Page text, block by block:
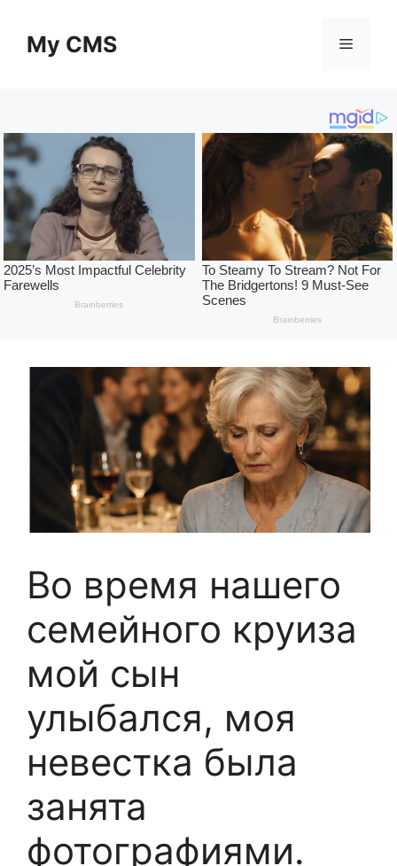
contentMy CMS Menu
Во время нашего
семейного круиза
мой сын
улыбался, моя
невестка была
занята
фотографиями.